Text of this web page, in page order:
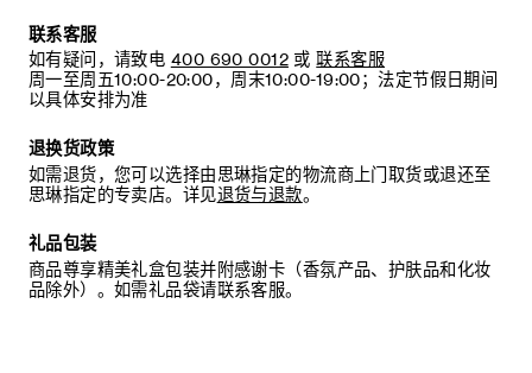
联系客服
如有疑问，请致电 400 690 0012 或 联系客服
周一至周五10:00-20:00，周末10:00-19:00；法定节假日期间
以具体安排为准
退换货政策
如需退货，您可以选择由思琳指定的物流商上门取货或退还至
思琳指定的专卖店。详见退货与退款。
礼品包装
商品尊享精美礼盒包装并附感谢卡（香氛产品、护肤品和化妆
品除外）。如需礼品袋请联系客服。